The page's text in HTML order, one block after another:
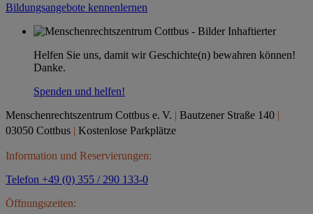
Bildungsangebote kennenlernen
Helfen Sie uns, damit wir Geschichte(n) bewahren können!
Danke.
Spenden und helfen!
Menschenrechtszentrum Cottbus e. V. | Bautzener Straße 140 |
03050 Cottbus | Kostenlose Parkplätze
Information und Reservierungen:
Telefon +49 (0) 355 / 290 133-0
Öffnungszeiten: